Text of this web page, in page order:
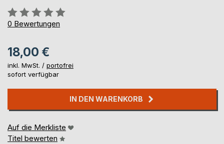
Bewertung::
0%
0 Bewertungen
18,00 €
inkl. MwSt. / portofrei
sofort verfügbar
IN DEN WARENKORB
Auf die Merkliste
Titel bewerten